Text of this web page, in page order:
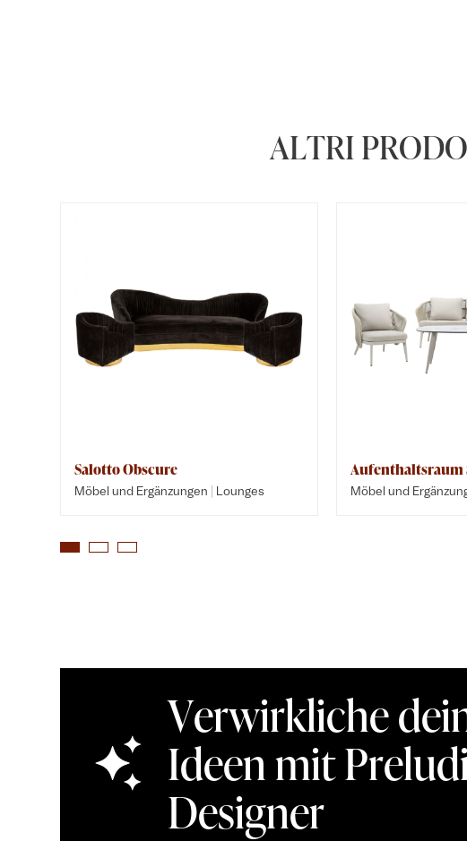
ALTRI
Salotto Obscure
Möbel und Ergänzungen | Lounges
Aufenthaltsraum
Möbel und
Verwirkliche
Ideen mit
Designer